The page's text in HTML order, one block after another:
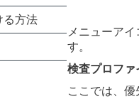
メニューアイ
す。
検査プロフ
ここでは、優